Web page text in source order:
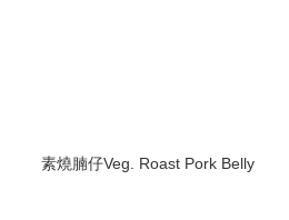
素燒腩仔Veg. Roast Pork Belly